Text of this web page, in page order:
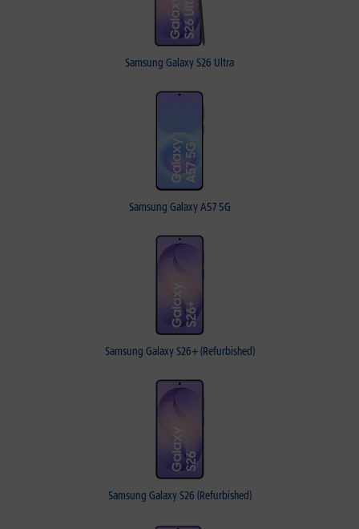
Samsung Galaxy S26 Ultra
Samsung Galaxy A57 5G
Samsung Galaxy S26+ (Refurbished)
Samsung Galaxy S26 (Refurbished)